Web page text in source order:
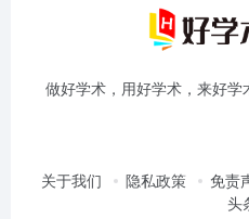
做好学术，用好学术，来好
关于我们 隐私政策 免责
头